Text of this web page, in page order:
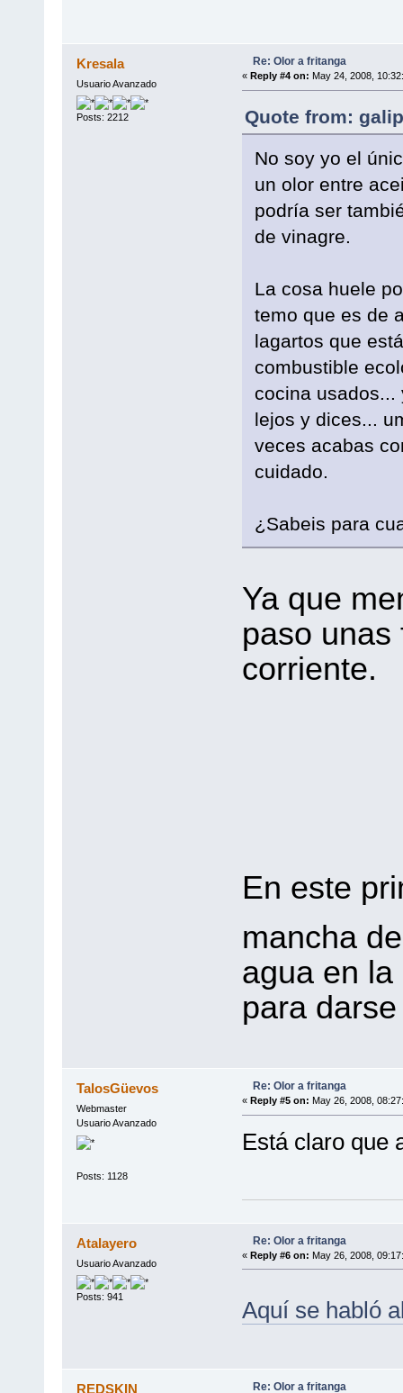
Kresala
Usuario Avanzado
Posts: 2212
Re: Olor a fritanga
« Reply #4 on: May 24, 2008,
Quote from:
No soy yo el
un olor entre
podría ser
de vinagre.
La cosa huele
temo que es de
lagartos que
combustible
cocina usados...
lejos y dices...
veces acabas
cuidado.
¿Sabeis para
Ya que
paso unas
corriente.
En este
mancha
agua en la
para
TalosGüevos
Webmaster
Usuario Avanzado
Posts: 1128
Re: Olor a fritanga
« Reply #5 on: May 26, 2008,
Está claro que
Atalayero
Usuario Avanzado
Posts: 941
Re: Olor a fritanga
« Reply #6 on: May 26, 2008,
Aquí se habló
REDSKIN Re: Olor a fritanga